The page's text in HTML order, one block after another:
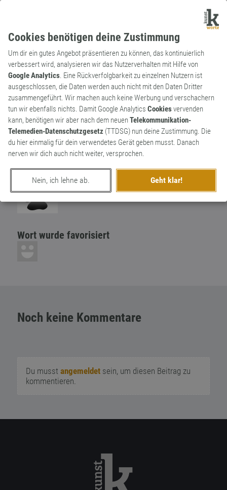
Cookies benötigen deine Zustimmung
Um dir ein gutes Angebot präsentieren zu können, das kontinuierlich
verbessert wird, analysieren wir das Nutzerverhalten mit Hilfe von
Google Analytics. Eine Rückverfolgbarkeit zu einzelnen Nutzern ist
ausgeschlossen, die Daten werden auch nicht mit den Daten Dritter
zusammengeführt. Wir machen auch keine Werbung und verschachern
tun wir ebenfalls nichts. Damit Google Analytics Cookiesvervenden
kann, benötigen wir aber nach dem neuenTelekommunikation-
Telemedien-Datenschutzgesetz (TTDSG) nun deine Zustimmung. Die
du hier einmalig für dein verwendetes Gerät geben musst. Danach
nerven wir dich auch nicht weiter, versprochen.
Nein, ich lehne ab. Geht klar!
Archaismus
Substantiv
Koffer (mil.)
besonders bei der Artillerie - ein Geschoß,
das sein Ziel nicht trifft, ist eines welches
verreist und ist folglich ein "Koffer".
1
erschaffen von
Pfotendruck
am 15. Januar 2020
Wort wurde favorisiert
Noch keine Kommentare
Du musst angemeldetsein, um diesen Beitrag zu
kommentieren.